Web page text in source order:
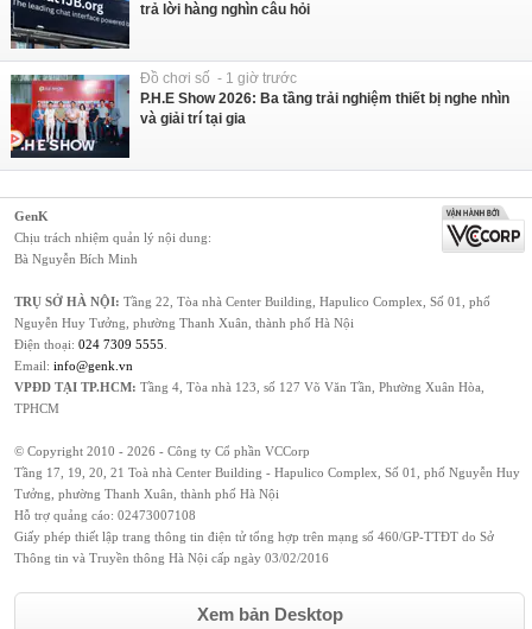
trả lời hàng nghìn câu hỏi
Đồ chơi số - 1 giờ trước
P.H.E Show 2026: Ba tầng trải nghiệm thiết bị nghe nhìn
và giải trí tại gia
GenK
Chịu trách nhiệm quản lý nội dung:
Bà Nguyễn Bích Minh
TRỤ SỞ HÀ NỘI: Tầng 22, Tòa nhà Center Building, Hapulico Complex, Số 01, phố
Nguyễn Huy Tưởng, phường Thanh Xuân, thành phố Hà Nội
Điện thoại: 024 7309 5555.
Email: info@genk.vn
VPĐD TẠI TP.HCM: Tầng 4, Tòa nhà 123, số 127 Võ Văn Tần, Phường Xuân Hòa,
TPHCM
© Copyright 2010 - 2026 - Công ty Cổ phần VCCorp
Tầng 17, 19, 20, 21 Toà nhà Center Building - Hapulico Complex, Số 01, phố Nguyễn Huy
Tưởng, phường Thanh Xuân, thành phố Hà Nội
Hỗ trợ quảng cáo: 02473007108
Giấy phép thiết lập trang thông tin điện tử tổng hợp trên mạng số 460/GP-TTĐT do Sở
Thông tin và Truyền thông Hà Nội cấp ngày 03/02/2016
Xem bản Desktop